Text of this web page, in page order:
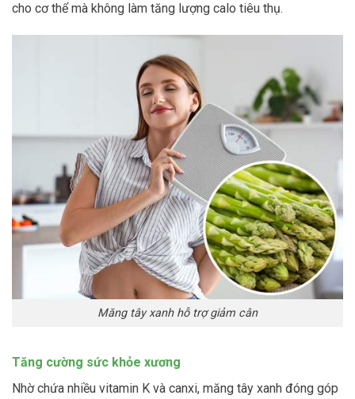
cho cơ thể mà không làm tăng lượng calo tiêu thụ.
Măng tây xanh hỗ trợ giảm cân
Tăng cường sức khỏe xương
Nhờ chứa nhiều vitamin K và canxi, măng tây xanh đóng góp